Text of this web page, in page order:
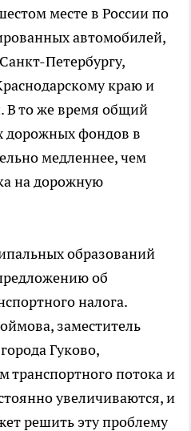
месте в России по
автомобилей,
Петербургу,
краю и
В то же время общий
дорожных фондов в
медленнее, чем
на дорожную
образований
об
налога.
заместитель
Гуково,
транспортного потока и
увеличиваются, и
решить эту проблему